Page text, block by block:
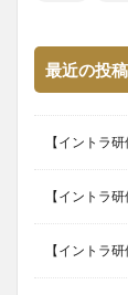
最近の投稿
【イントラ
【イントラ
【イントラ